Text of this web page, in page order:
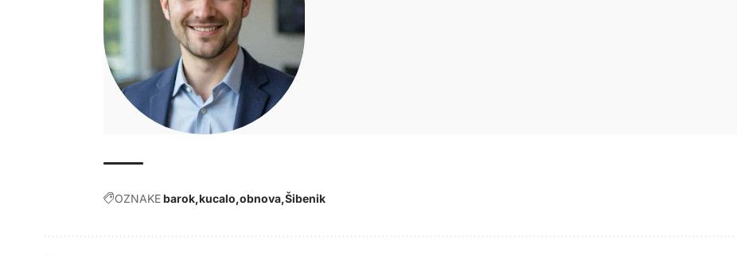
OZNAKEbarok kucalo obnova Šibenik